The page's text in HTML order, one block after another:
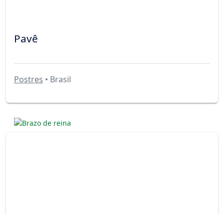
Pavê
Postres • Brasil